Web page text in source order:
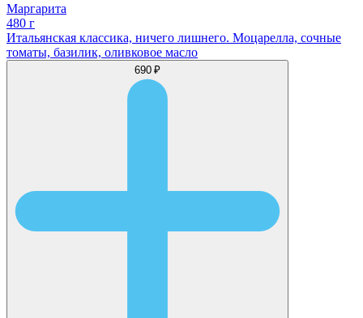
Маргарита
480 г
Итальянская классика, ничего лишнего. Моцарелла, сочные
томаты, базилик, оливковое масло
690 ₽